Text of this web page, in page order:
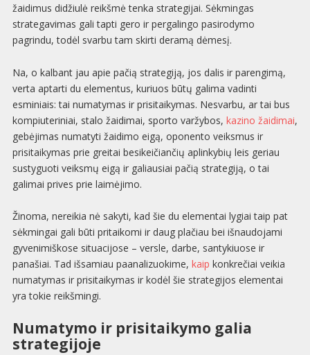
žaidimus didžiulė reikšmė tenka strategijai. Sėkmingas
strategavimas gali tapti gero ir pergalingo pasirodymo
pagrindu, todėl svarbu tam skirti deramą dėmesį.
Na, o kalbant jau apie pačią strategiją, jos dalis ir parengimą,
verta aptarti du elementus, kuriuos būtų galima vadinti
esminiais: tai numatymas ir prisitaikymas. Nesvarbu, ar tai bus
kompiuteriniai, stalo žaidimai, sporto varžybos, kazino žaidimai,
gebėjimas numatyti žaidimo eigą, oponento veiksmus ir
prisitaikymas prie greitai besikeičiančių aplinkybių leis geriau
sustyguoti veiksmų eigą ir galiausiai pačią strategiją, o tai
galimai prives prie laimėjimo.
Žinoma, nereikia nė sakyti, kad šie du elementai lygiai taip pat
sėkmingai gali būti pritaikomi ir daug plačiau bei išnaudojami
gyvenimiškose situacijose – versle, darbe, santykiuose ir
panašiai. Tad išsamiau paanalizuokime, kaip konkrečiai veikia
numatymas ir prisitaikymas ir kodėl šie strategijos elementai
yra tokie reikšmingi.
Numatymo ir prisitaikymo galia
strategijoje